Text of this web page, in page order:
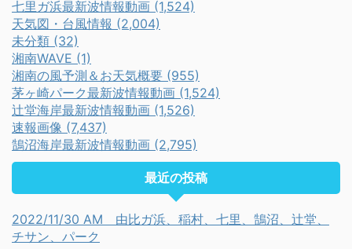
七里ガ浜最新波情報動画 (1,524)
天気図・台風情報 (2,004)
未分類 (32)
湘南WAVE (1)
湘南の風予測＆お天気概要 (955)
茅ヶ崎パーク最新波情報動画 (1,524)
辻堂海岸最新波情報動画 (1,526)
速報画像 (7,437)
鵠沼海岸最新波情報動画 (2,795)
最近の投稿
2022/11/30 AM 由比ガ浜、稲村、七里、鵠沼、辻堂、
チサン、パーク